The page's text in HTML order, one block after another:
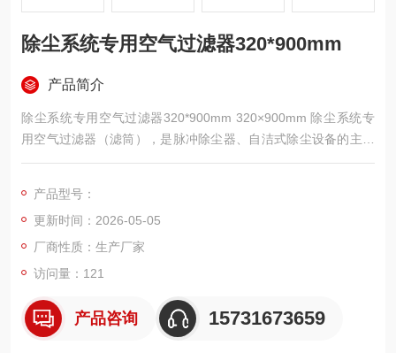
除尘系统专用空气过滤器320*900mm
产品简介
除尘系统专用空气过滤器320*900mm 320×900mm 除尘系统专
用空气过滤器（滤筒），是脉冲除尘器、自洁式除尘设备的主流
核心元件，外径 320mm、高度 900mm，专为工业粉尘、焊烟、
化。
产品型号：
更新时间：2026-05-05
厂商性质：生产厂家
访问量：121
产品咨询 15731673659